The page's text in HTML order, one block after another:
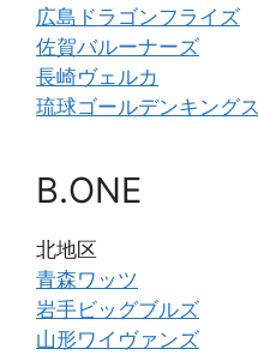
広島ドラゴンフライズ
佐賀バルーナーズ
長崎ヴェルカ
琉球ゴールデンキングス
B.ONE
北地区
青森ワッツ
岩手ビッグブルズ
山形ワイヴァンズ